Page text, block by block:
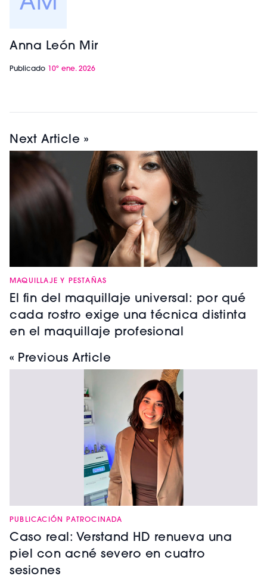
Anna León Mir
Publicado 10º ene. 2026
Next Article »
MAQUILLAJE Y PESTAÑAS
El fin del maquillaje universal: por qué
cada rostro exige una técnica distinta
en el maquillaje profesional
« Previous Article
PUBLICACIÓN PATROCINADA
Caso real: Verstand HD renueva una
piel con acné severo en cuatro
sesiones